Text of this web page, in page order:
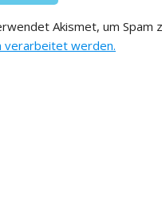
Akismet, um Spam
verarbeitet werden.